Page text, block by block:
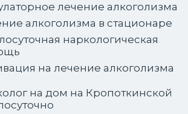
лечение алкоголизма
алкоголизма в стационаре
наркологическая
на лечение алкоголизма
на дом на Кропоткинской